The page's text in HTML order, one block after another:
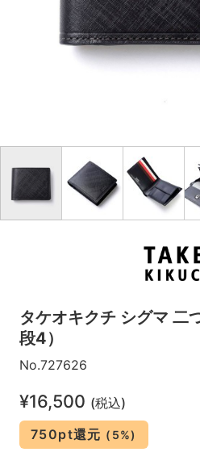
タケオキクチ シグマ 二
段4）
No.727626
¥16,500 (税込)
750pt還元 (5%)
在庫なし
「クロ」の在庫がありま
グリーン
「コン」の在庫がありま